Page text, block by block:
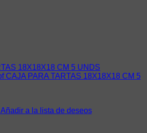
Añadir a la lista de deseos